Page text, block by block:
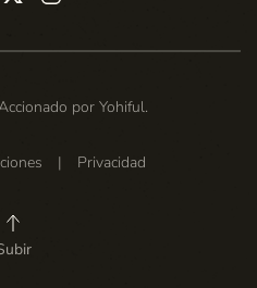
por Yohiful.
| Privacidad